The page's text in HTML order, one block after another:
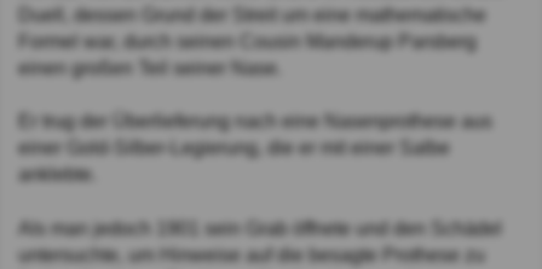
Duell, dessen Grund der Streit um eine mathematische
Formel war, durch seinen Cousin Manderup Parsberg
einen großen Teil seiner Nase.
Er trug der Überlieferung nach eine Nasenprothese aus
einer Gold-Silber-Legierung, die er mit einer Salbe
anklebte.
Als man jedoch 1901 sein Grab öffnete und den Schädel
untersuchte, um Hinweise auf die besagte Prothese zu